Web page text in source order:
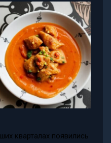
кварталах появились